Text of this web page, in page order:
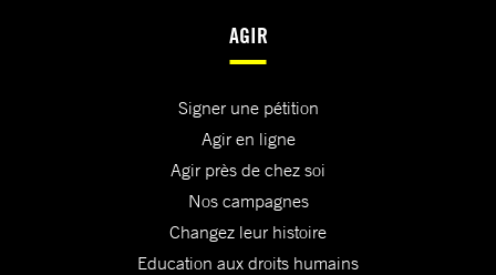
AGIR
Signer une pétition
Agir en ligne
Agir près de chez soi
Nos campagnes
Changez leur histoire
Education aux droits humains